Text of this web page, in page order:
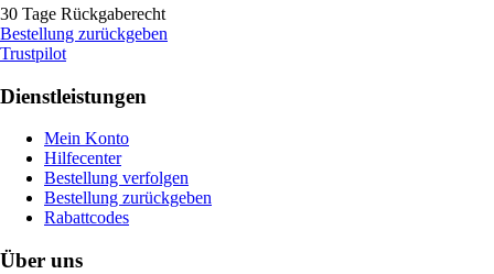
30 Tage Rückgaberecht
Bestellung zurückgeben
Trustpilot
Dienstleistungen
Mein Konto
Hilfecenter
Bestellung verfolgen
Bestellung zurückgeben
Rabattcodes
Über uns